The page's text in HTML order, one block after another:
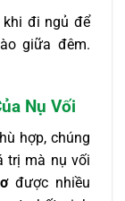
khi đi ngủ để
giữa đêm.
Nụ Vối
hợp, chúng
trị mà nụ vối
được nhiều